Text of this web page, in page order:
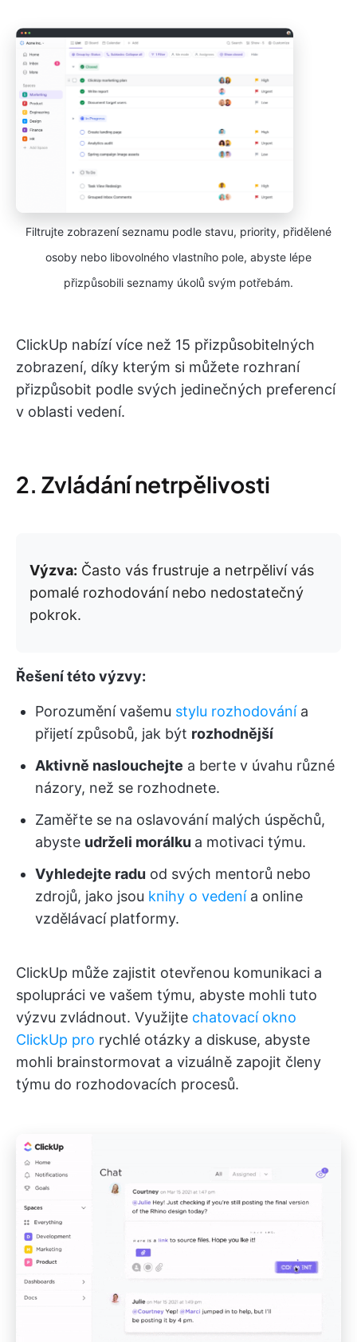
Filtrujte zobrazení seznamu podle stavu, priority, přidělené
osoby nebo libovolného vlastního pole, abyste lépe
přizpůsobili seznamy úkolů svým potřebám.
ClickUp nabízí více než 15 přizpůsobitelných
zobrazení, díky kterým si můžete rozhraní
přizpůsobit podle svých jedinečných preferencí
v oblasti vedení.
2. Zvládání netrpělivosti
Výzva: Často vás frustruje a netrpěliví vás
pomalé rozhodování nebo nedostatečný
pokrok.
Řešení této výzvy:
Porozumění vašemu stylu rozhodovánía
přijetí způsobů, jak být rozhodnější
Aktivně naslouchejte a berte v úvahu různé
názory, než se rozhodnete.
Zaměřte se na oslavování malých úspěchů,
abyste udrželi morálku a motivaci týmu.
Vyhledejte radu od svých mentorů nebo
zdrojů, jako jsou knihy o vedenía online
vzdělávací platformy.
ClickUp může zajistit otevřenou komunikaci a
spolupráci ve vašem týmu, abyste mohli tuto
výzvu zvládnout. Využijte chatovací okno
ClickUp pro rychlé otázky a diskuse, abyste
mohli brainstormovat a vizuálně zapojit členy
týmu do rozhodovacích procesů.